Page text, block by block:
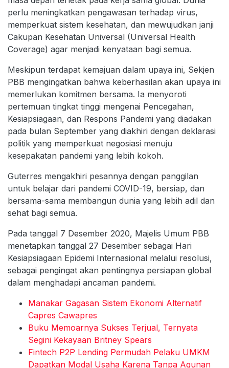
perlu meningkatkan pengawasan terhadap virus,
memperkuat sistem kesehatan, dan mewujudkan janji
Cakupan Kesehatan Universal (Universal Health
Coverage) agar menjadi kenyataan bagi semua.
Meskipun terdapat kemajuan dalam upaya ini, Sekjen
PBB mengingatkan bahwa keberhasilan akan upaya ini
memerlukan komitmen bersama. Ia menyoroti
pertemuan tingkat tinggi mengenai Pencegahan,
Kesiapsiagaan, dan Respons Pandemi yang diadakan
pada bulan September yang diakhiri dengan deklarasi
politik yang memperkuat negosiasi menuju
kesepakatan pandemi yang lebih kokoh.
Guterres mengakhiri pesannya dengan panggilan
untuk belajar dari pandemi COVID-19, bersiap, dan
bersama-sama membangun dunia yang lebih adil dan
sehat bagi semua.
Pada tanggal 7 Desember 2020, Majelis Umum PBB
menetapkan tanggal 27 Desember sebagai Hari
Kesiapsiagaan Epidemi Internasional melalui resolusi,
sebagai pengingat akan pentingnya persiapan global
dalam menghadapi ancaman pandemi.
Manakar Gagasan Sistem Ekonomi Alternatif
Capres Cawapres
Buku Memoarnya Sukses Terjual, Ternyata
Segini Kekayaan Britney Spears
Fintech P2P Lending Permudah Pelaku UMKM
Dapatkan Modal Usaha Karena Tanpa Agunan